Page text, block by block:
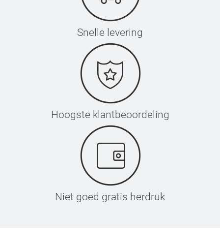
Snelle levering
Hoogste klantbeoordeling
Niet goed gratis herdruk